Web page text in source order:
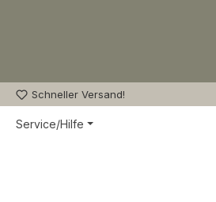
Schneller Versand!
Service/Hilfe